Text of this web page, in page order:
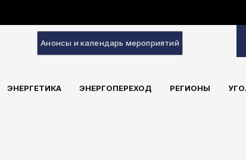
Анонсы и календарь мероприятий
ЭНЕРГЕТИКА ЭНЕРГОПЕРЕХОД РЕГИОНЫ